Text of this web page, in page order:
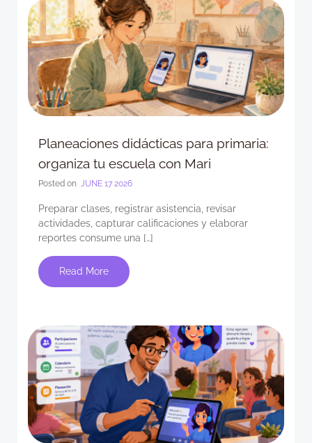
Planeaciones didácticas para primaria:
organiza tu escuela con Mari
Posted on JUNE 17 2026
Preparar clases, registrar asistencia, revisar
actividades, capturar calificaciones y elaborar
reportes consume una […]
Read More